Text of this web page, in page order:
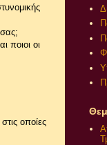
ποιοι οι
οποίες